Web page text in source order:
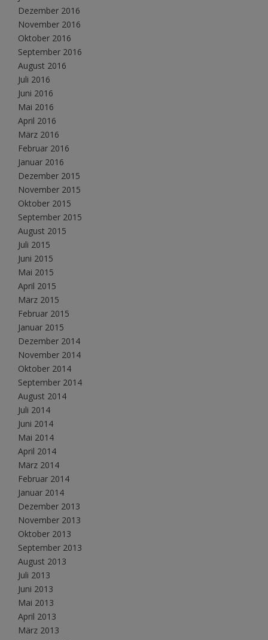
Dezember 2016
November 2016
Oktober 2016
September 2016
August 2016
Juli 2016
Juni 2016
Mai 2016
April 2016
März 2016
Februar 2016
Januar 2016
Dezember 2015
November 2015
Oktober 2015
September 2015
August 2015
Juli 2015
Juni 2015
Mai 2015
April 2015
März 2015
Februar 2015
Januar 2015
Dezember 2014
November 2014
Oktober 2014
September 2014
August 2014
Juli 2014
Juni 2014
Mai 2014
April 2014
März 2014
Februar 2014
Januar 2014
Dezember 2013
November 2013
Oktober 2013
September 2013
August 2013
Juli 2013
Juni 2013
Mai 2013
April 2013
März 2013